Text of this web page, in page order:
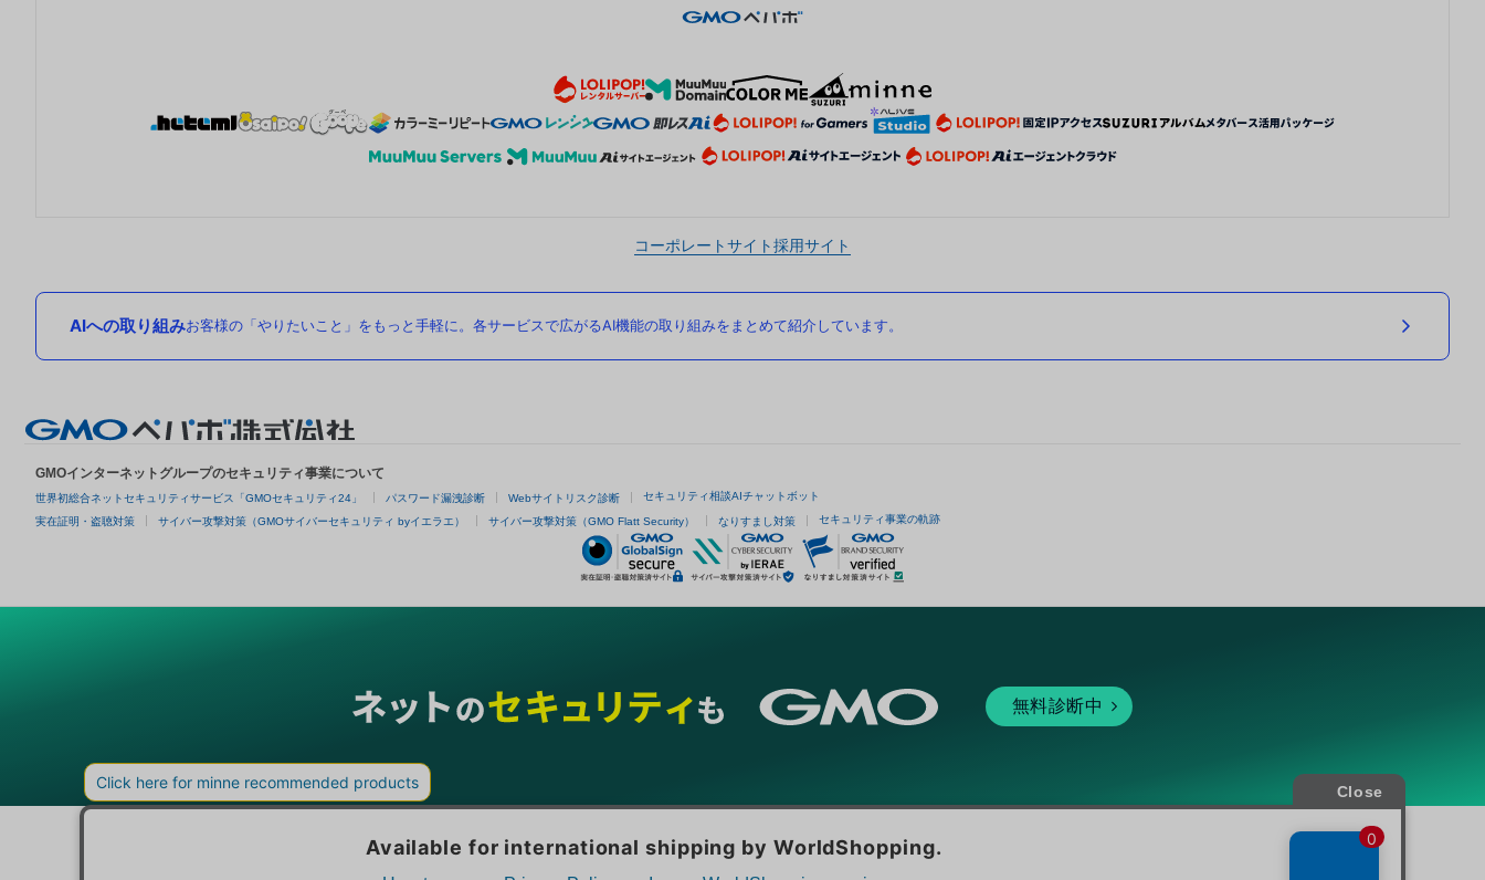
コーポレートサイト採用サイト
AIへの取り組みお客様の「やりたいこと」をもっと手軽に。各サービスで広がるAI機能の取り組みをまとめて紹介しています。
GMOインターネットグループのセキュリティ事業について
世界初総合ネットセキュリティサービス「GMOセキュリティ24」 パスワード漏洩診断 Webサイトリスク診断 セキュリティ相談AIチャットボット
実在証明・盗聴対策 サイバー攻撃対策（GMOサイバーセキュリティ byイエラエ） サイバー攻撃対策（GMO Flatt Security） なりすまし対策 セキュリティ事業の軌跡
無料診断中